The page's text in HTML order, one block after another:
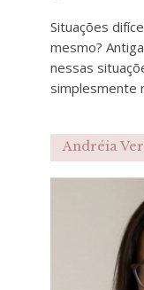
Situações
mesmo?
nessas
simplesmente
Andréia